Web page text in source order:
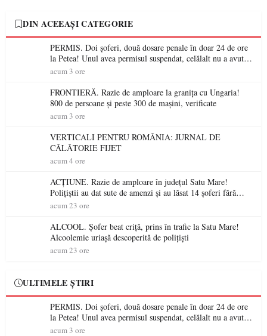
DIN ACEEAȘI CATEGORIE
PERMIS. Doi șoferi, două dosare penale în doar 24 de ore
la Petea! Unul avea permisul suspendat, celălalt nu a avut
niciodată permis
acum 3 ore
FRONTIERĂ. Razie de amploare la granița cu Ungaria!
800 de persoane și peste 300 de mașini, verificate
acum 3 ore
VERTICALI PENTRU ROMÂNIA: JURNAL DE
CĂLĂTORIE FIJET
acum 4 ore
ACȚIUNE. Razie de amploare în județul Satu Mare!
Polițiștii au dat sute de amenzi și au lăsat 14 șoferi fără
permis într-o singură zi
acum 23 ore
ALCOOL. Șofer beat criță, prins în trafic la Satu Mare!
Alcoolemie uriașă descoperită de polițiști
acum 23 ore
ULTIMELE ȘTIRI
PERMIS. Doi șoferi, două dosare penale în doar 24 de ore
la Petea! Unul avea permisul suspendat, celălalt nu a avut
niciodată permis
acum 3 ore